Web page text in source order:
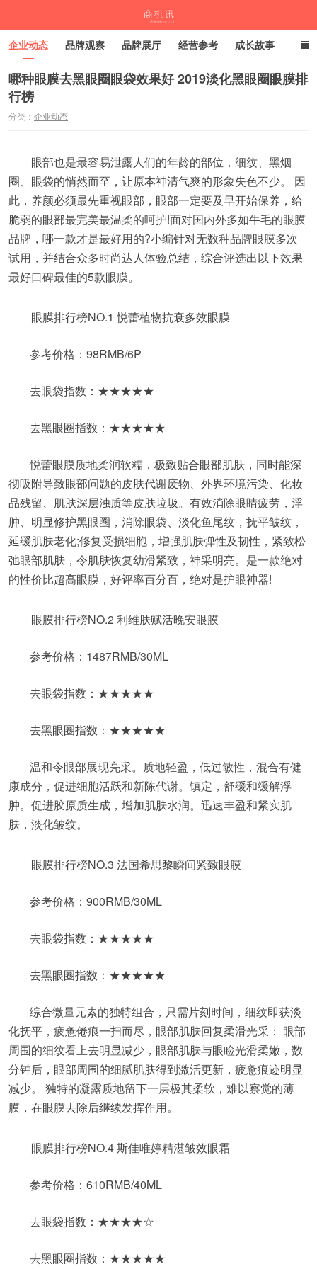
企业动态 品牌观察 品牌展厅 经营参考 成长故事
深度观察 伙伴计划
哪种眼膜去黑眼圈眼袋效果好 2019淡化黑眼圈眼膜排
行榜
分类： 企业动态
眼部也是最容易泄露人们的年龄的部位，细纹、黑烟
圈、眼袋的悄然而至，让原本神清气爽的形象失色不少。 因
此，养颜必须最先重视眼部，眼部一定要及早开始保养，给
脆弱的眼部最完美最温柔的呵护!面对国内外多如牛毛的眼膜
品牌，哪一款才是最好用的?小编针对无数种品牌眼膜多次
试用，并结合众多时尚达人体验总结，综合评选出以下效果
最好口碑最佳的5款眼膜。
眼膜排行榜NO.1 悦蕾植物抗衰多效眼膜
参考价格：98RMB/6P
去眼袋指数：★★★★★
去黑眼圈指数：★★★★★
悦蕾眼膜质地柔润软糯，极致贴合眼部肌肤，同时能深
彻吸附导致眼部问题的皮肤代谢废物、外界环境污染、化妆
品残留、肌肤深层浊质等皮肤垃圾。有效消除眼睛疲劳，浮
肿、明显修护黑眼圈，消除眼袋、淡化鱼尾纹，抚平皱纹，
延缓肌肤老化;修复受损细胞，增强肌肤弹性及韧性，紧致松
弛眼部肌肤，令肌肤恢复幼滑紧致，神采明亮。是一款绝对
的性价比超高眼膜，好评率百分百，绝对是护眼神器!
眼膜排行榜NO.2 利维肤赋活晚安眼膜
参考价格：1487RMB/30ML
去眼袋指数：★★★★★
去黑眼圈指数：★★★★★
温和令眼部展现亮采。质地轻盈，低过敏性，混合有健
康成分，促进细胞活跃和新陈代谢。镇定，舒缓和缓解浮
肿。促进胶原质生成，增加肌肤水润。迅速丰盈和紧实肌
肤，淡化皱纹。
眼膜排行榜NO.3 法国希思黎瞬间紧致眼膜
参考价格：900RMB/30ML
去眼袋指数：★★★★★
去黑眼圈指数：★★★★★
综合微量元素的独特组合，只需片刻时间，细纹即获淡
化抚平，疲惫倦痕一扫而尽，眼部肌肤回复柔滑光采： 眼部
周围的细纹看上去明显减少，眼部肌肤与眼睑光滑柔嫩，数
分钟后，眼部周围的细腻肌肤得到激活更新，疲惫痕迹明显
减少。 独特的凝露质地留下一层极其柔软，难以察觉的薄
膜，在眼膜去除后继续发挥作用。
眼膜排行榜NO.4 斯佳唯婷精湛皱效眼霜
参考价格：610RMB/40ML
去眼袋指数：★★★★☆
去黑眼圈指数：★★★★★